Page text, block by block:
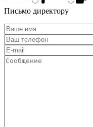
Письмо директору